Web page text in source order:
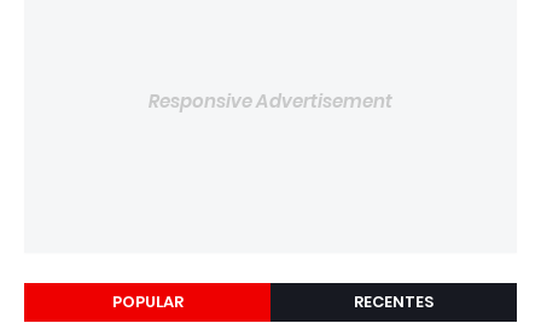
Responsive Advertisement
POPULAR RECENTES